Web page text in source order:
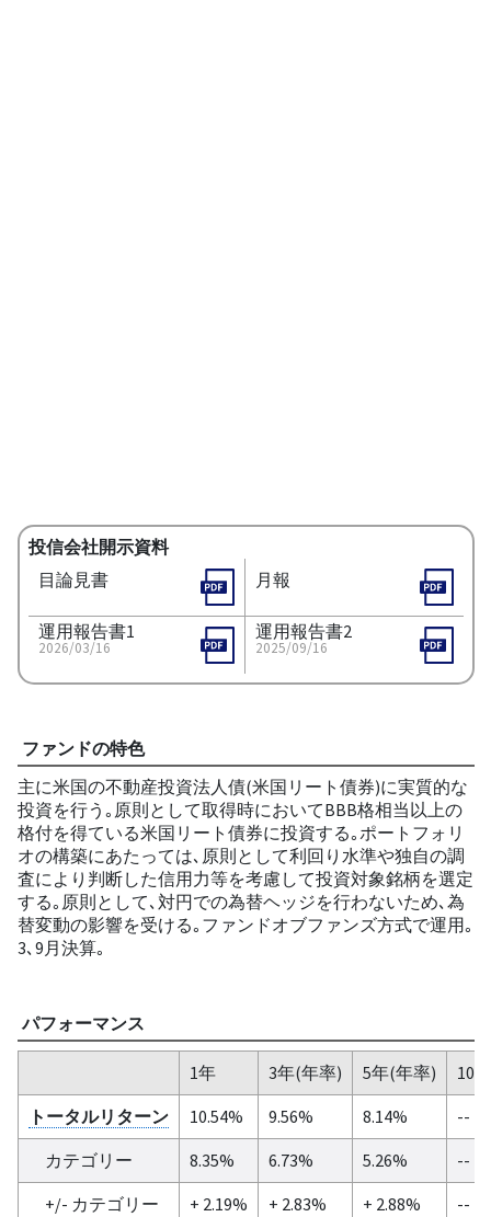
投信会社開示資料
目論見書
月報
運用報告書1
2026/03/16
運用報告書2
2025/09/16
ファンドの特色
主に米国の不動産投資法人債(米国リート債券)に実質的な
投資を行う｡原則として取得時においてBBB格相当以上の
格付を得ている米国リート債券に投資する｡ポートフォリ
オの構築にあたっては､原則として利回り水準や独自の調
査により判断した信用力等を考慮して投資対象銘柄を選定
する｡原則として､対円での為替ヘッジを行わないため､為
替変動の影響を受ける｡ファンドオブファンズ方式で運用｡
3､9月決算｡
パフォーマンス
1年 3年(年率) 5年(年率)
10
トータルリターン
10.54% 9.56% 8.14%
--
カテゴリー
8.35% 6.73% 5.26%
--
+/- カテゴリー
+ 2.19% + 2.83% + 2.88%
--